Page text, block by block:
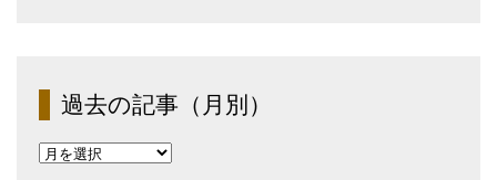
過去の記事（月別）
過
去